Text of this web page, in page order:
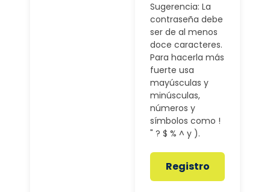
Sugerencia: La
contraseña debe
ser de al menos
doce caracteres.
Para hacerla más
fuerte usa
mayúsculas y
minúsculas,
números y
símbolos como !
" ? $ % ^ y ).
Registro